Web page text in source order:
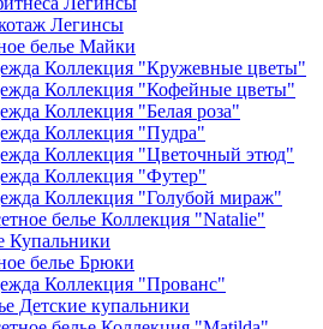
Легинсы
белье Майки
Коллекция "Кружевные цветы"
Коллекция "Кофейные цветы"
Коллекция "Белая роза"
Коллекция "Пудра"
Коллекция "Цветочный этюд"
Коллекция "Футер"
Коллекция "Голубой мираж"
белье Коллекция "Natalie"
Купальники
белье Брюки
Коллекция "Прованс"
Детские купальники